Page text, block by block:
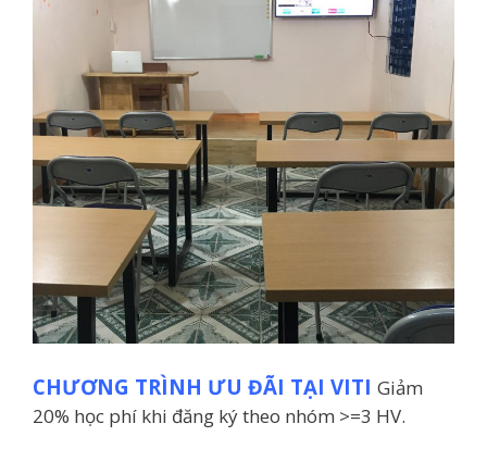
CHƯƠNG TRÌNH ƯU ĐÃI TẠI VITI Giảm
20% học phí khi đăng ký theo nhóm >=3 HV.